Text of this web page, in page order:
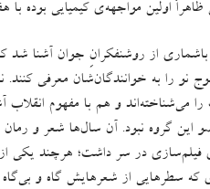
ظاهراً اولین مواجهه‌ی کیمیایی بوده
از روشنفکرانِ جوان آشنا شد
نو را به خوانندگان‌شان معرفی کنند.
را می‌شناخته‌اند و هم با مفهوم
این گروه نبود. آن سال‌ها شعر و
فیلم‌سازی در سر داشت؛ هرچند یکی
که سطرهایی از شعرهایش گاه و بی‌گاه